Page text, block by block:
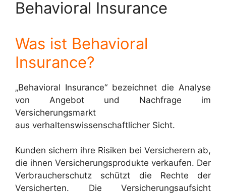
Behavioral Insurance
Was ist Behavioral
Insurance?
„Behavioral Insurance“ bezeichnet die Analyse
von Angebot und Nachfrage im
Versicherungsmarkt
aus verhaltenswissenschaftlicher Sicht.
Kunden sichern ihre Risiken bei Versicherern ab,
die ihnen Versicherungsprodukte verkaufen. Der
Verbraucherschutz schützt die Rechte der
Versicherten. Die Versicherungsaufsicht